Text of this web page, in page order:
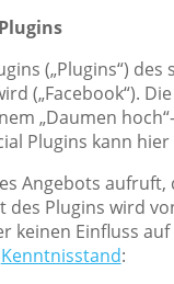
(„Plugins“)
(„Facebook“).
„Daumen
Plugins kann
Angebots
des Plugins wird
keinen Einfluss
Kenntnisstand: